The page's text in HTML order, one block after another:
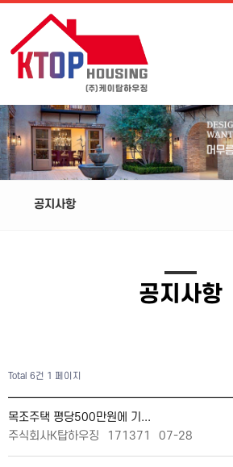
공지사항
공지사항
Total 6건 1 페이지
목조주택 평당500만원에 기...
주식회사K탑하우징
171371 07-28